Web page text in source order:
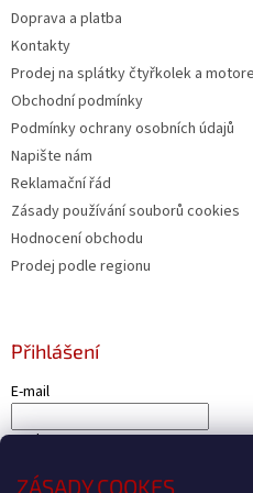
ZÁSADY COOKES
Doprava a platba
Kontakty
Prodej na splátky čtyřkolek a
Obchodní podmínky
Podmínky ochrany osobních údajů
Napište nám
Reklamační řád
Zásady používání souborů cookies
Hodnocení obchodu
Prodej podle regionu
Přihlášení
E-mail
Heslo